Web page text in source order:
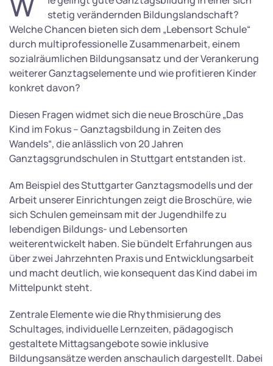
stetig verändernden Bildungslandschaft?
Welche Chancen bieten sich dem „Lebensort Schule“
durch multiprofessionelle Zusammenarbeit, einem
sozialräumlichen Bildungsansatz und der Verankerung
weiterer Ganztagselemente und wie profitieren Kinder
konkret davon?
Diesen Fragen widmet sich die neue Broschüre „Das
Kind im Fokus – Ganztagsbildung in Zeiten des
Wandels“, die anlässlich von 20 Jahren
Ganztagsgrundschulen in Stuttgart entstanden ist.
Am Beispiel des Stuttgarter Ganztagsmodells und der
Arbeit unserer Einrichtungen zeigt die Broschüre, wie
sich Schulen gemeinsam mit der Jugendhilfe zu
lebendigen Bildungs- und Lebensorten
weiterentwickelt haben. Sie bündelt Erfahrungen aus
über zwei Jahrzehnten Praxis und Entwicklungsarbeit
und macht deutlich, wie konsequent das Kind dabei im
Mittelpunkt steht.
Zentrale Elemente wie die Rhythmisierung des
Schultages, individuelle Lernzeiten, pädagogisch
gestaltete Mittagsangebote sowie inklusive
Bildungsansätze werden anschaulich dargestellt. Dabei